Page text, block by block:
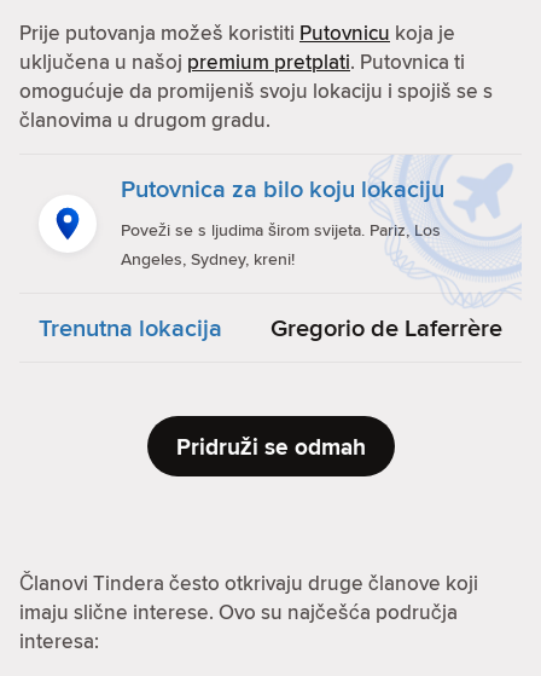
Prije putovanja možeš koristiti Putovnicu koja je
uključena u našoj premium pretplati. Putovnica ti
omogućuje da promijeniš svoju lokaciju i spojiš se s
članovima u drugom gradu.
Putovnica za bilo koju lokaciju
Poveži se s ljudima širom svijeta. Pariz, Los
Angeles, Sydney, kreni!
Trenutna lokacija Gregorio de Laferrère
Pridruži se odmah
Članovi Tindera često otkrivaju druge članove koji
imaju slične interese. Ovo su najčešća područja
interesa: